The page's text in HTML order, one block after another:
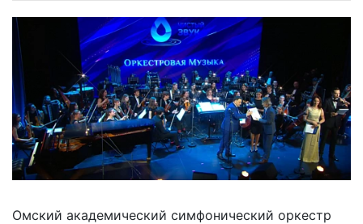
Омский академический симфонический оркестр